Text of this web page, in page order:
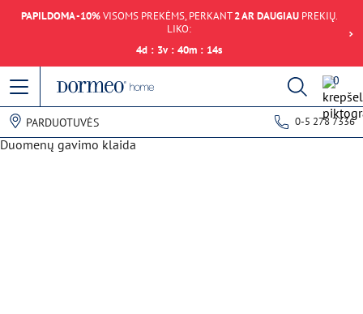
PAPILDOMA -10%VISOMS PREKĖMS, PERKANT2 AR DAUGIAUPREKIŲ.
LIKO:
4d : 3v : 40m : 14s
0
PARDUOTUVĖS 0-5 278 7336
Duomenų gavimo klaida